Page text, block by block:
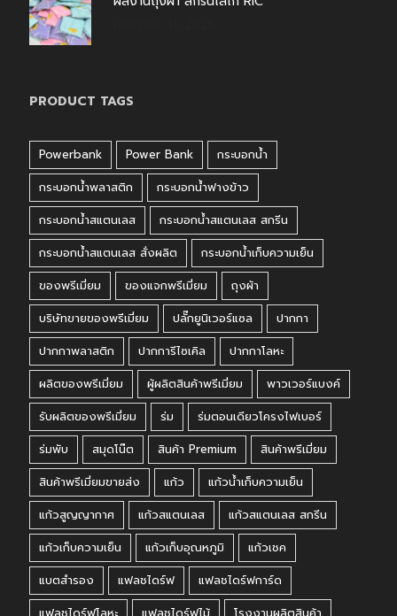
PRODUCT TAGS
Powerbank Power Bank
กระบอกน้ำ
กระบอกน้ำพลาสติก
กระบอกน้ำฟางข้าว
กระบอกน้ำสแตนเลส
กระบอกน้ำสแตนเลส สกรีน
กระบอกน้ำสแตนเลส สั่งผลิต
กระบอกน้ำเก็บความเย็น
ของพรีเมี่ยม
ของแจกพรีเมี่ยม
ถุงผ้า
บริษัทขายของพรีเมี่ยม
ปลั๊กยูนิเวอร์แซล
ปากกา
ปากกาพลาสติก
ปากการีไซเคิล
ปากกาโลหะ
ผลิตของพรีเมี่ยม
ผู้ผลิตสินค้าพรีเมี่ยม
พาวเวอร์แบงค์
รับผลิตของพรีเมี่ยม
ร่ม
ร่มตอนเดียวโครงไฟเบอร์
ร่มพับ
สมุดโน๊ต สินค้า Premium
สินค้าพรีเมี่ยม
สินค้าพรีเมี่ยมขายส่ง
แก้ว
แก้วน้ำเก็บความเย็น
แก้วสูญญากาศ
แก้วสแตนเลส
แก้วสแตนเลส สกรีน
แก้วเก็บความเย็น
แก้วเก็บอุณหภูมิ
แก้วเชค
แบตสำรอง
แฟลชไดร์ฟ
แฟลชไดร์ฟการ์ด